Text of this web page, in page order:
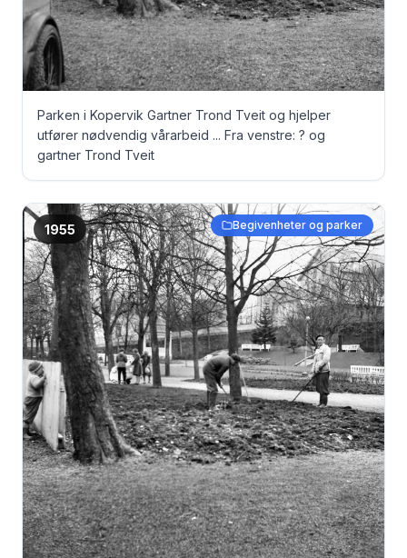
Parken i Kopervik Gartner Trond Tveit og hjelper
utfører nødvendig vårarbeid ... Fra venstre: ? og
gartner Trond Tveit
1955 Begivenheter og parker